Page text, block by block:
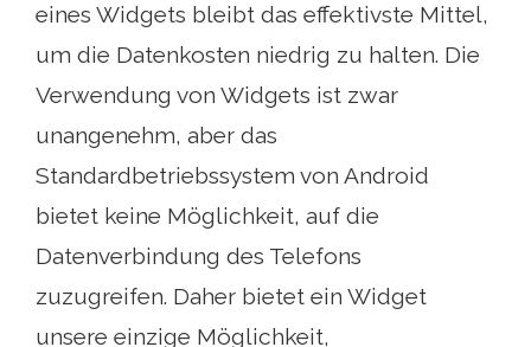
eines Widgets bleibt das effektivste Mittel,
um die Datenkosten niedrig zu halten. Die
Verwendung von Widgets ist zwar
unangenehm, aber das
Standardbetriebssystem von Android
bietet keine Möglichkeit, auf die
Datenverbindung des Telefons
zuzugreifen. Daher bietet ein Widget
unsere einzige Möglichkeit,